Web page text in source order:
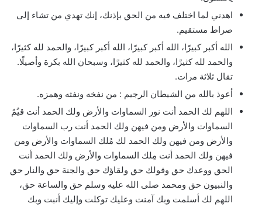
اهدني لما اختلف فيه من الحق بإذنك، إنك تهدي من تشاء إلى
صراط مستقيم.
الله أكبر كبيرًا، الله أكبر كبيرًا، الله أكبر كبيرًا، والحمد لله كثيرًا،
والحمد لله كثيرًا، والحمد لله كثيرًا، وسبحان الله بكرة وأصيلًا.
تقال ثلاثة مرات.
أعوذ بالله من الشيطان الرجيم : من نفخه ونفثه وهمزه.
اللهم لك الحمد أنت نور السماوات والأرض ولك الحمد أنت قيُمُ
السماوات والأرض ومن فيهن ولك الحمد أنت رب السماوات
والأرض ومن فيهن ولك الحمد لك مُلك السماوات والأرض ومن
فيهن ولك الحمد أنت مِلك السماوات والأرض ولك الحمد أنت
الحق ووعدك حق وقولك حق ولقاؤك حق والجنة حق والنار حق
والنبيون حق ومحمد صلى الله عليه وسلم حق والساعة حق،
اللهم لك أسلمت وبك آمنت وعليك توكلت وإليك أنبت وبك